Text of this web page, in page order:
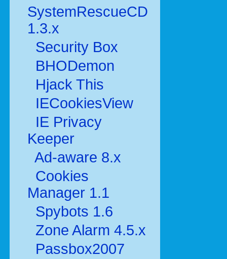
SystemRescueCD
1.3.x
Security Box
BHODemon
Hjack This
IECookiesView
IE Privacy
Keeper
Ad-aware 8.x
Cookies
Manager 1.1
Spybots 1.6
Zone Alarm 4.5.x
Passbox2007